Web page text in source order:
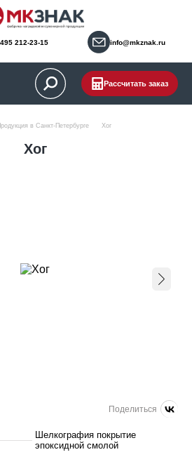
info@mkznak.ru
212-23-15
Рассчитать заказ
в Санкт-Петербурге Хог
Хог
Поделиться
Шелкография покрытие
эпоксидной смолой